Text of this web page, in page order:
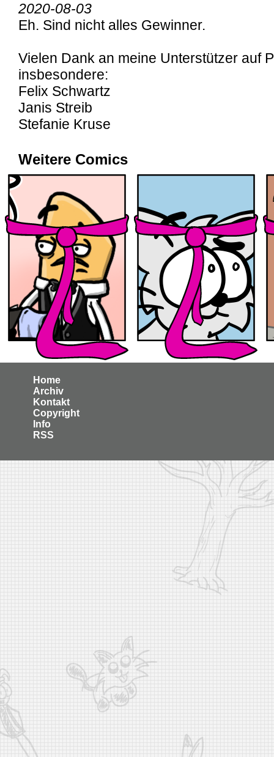
2020-08-03
Eh. Sind nicht alles Gewinner.
Vielen Dank an meine Unterstützer auf
insbesondere:
Felix Schwartz
Janis Streib
Stefanie Kruse
Weitere Comics
Home
Archiv
Kontakt
Copyright
Info
RSS